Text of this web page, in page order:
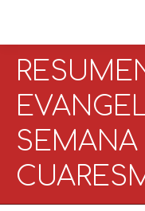
SEMANA